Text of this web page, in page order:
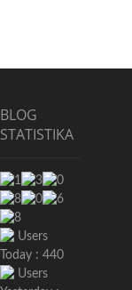
BLOG
STATISTIKA
Users
Today : 440
Users